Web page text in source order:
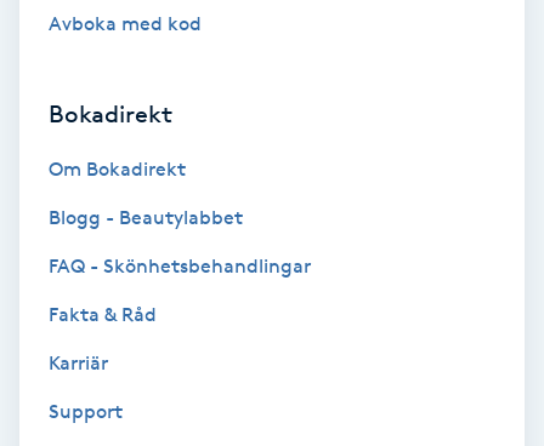
Coachning
Avboka med kod
Bokadirekt
Om Bokadirekt
Blogg - Beautylabbet
FAQ - Skönhetsbehandlingar
Fakta & Råd
Karriär
Support